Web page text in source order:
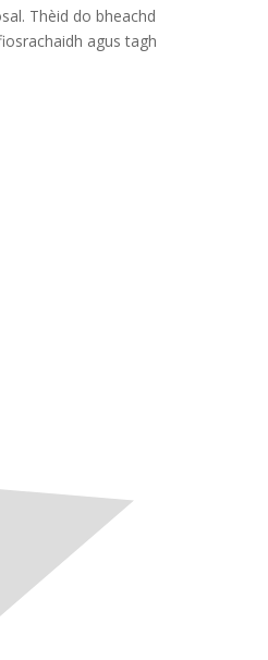
Thèid do bheachd
agus tagh